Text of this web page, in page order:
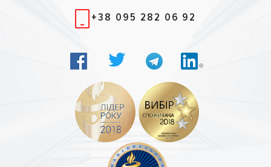
+38 095 282 06 92